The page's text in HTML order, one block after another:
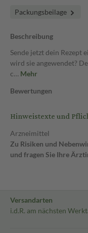
Packungsbeilage
Beschreibung
Sende jetzt dein Rezept
wird sie angewendet?
c… Mehr
Bewertungen
Hinweistexte und
Arzneimittel
Zu Risiken und
und fragen Sie Ihre
Versandarten
i.d.R. am nächsten